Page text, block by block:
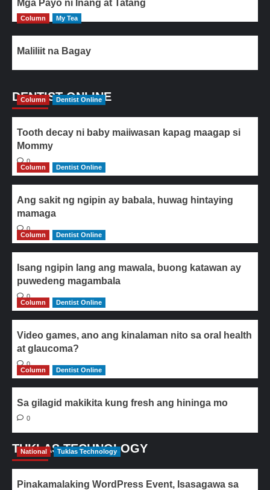
Mga Payo ni Inang at Tatang
Column My Tea
Maliliit na Bagay
DENTIST ONLINE
Column Dentist Online
Tooth decay ni baby maiiwasan kapag maagap si
Mommy
0
Column
Dentist Online
Ang sakit ng ngipin ay babala, huwag hintaying
mamaga
0
Column
Dentist Online
Isang ngipin lang ang mawala, buong katawan ay
puwedeng magambala
0
Column
Dentist Online
Video games, ano ang kinalaman nito sa oral health
at glaucoma?
0
Column
Dentist Online
Sa gilagid makikita kung fresh ang hininga mo
0
TUKLAS TECHNOLOGY
National Tuklas Technology
Pinakamalaking WordPress Event, Isasagawa sa